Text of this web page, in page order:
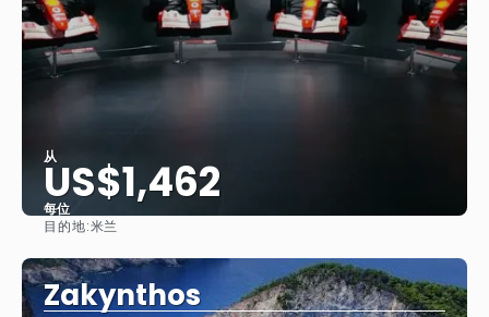
从
US$1,462
每位
目的地:米兰
Zakynthos